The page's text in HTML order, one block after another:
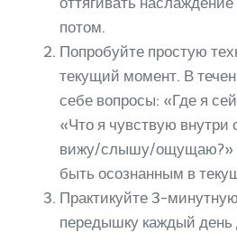
потом.
Попробуйте простую
текущий момент. В
себе вопросы: «Где я
«Что я чувствую внутри
вижу/слышу/ощущаю?»
быть осознанным в
Практикуйте 3-
передышку каждый день